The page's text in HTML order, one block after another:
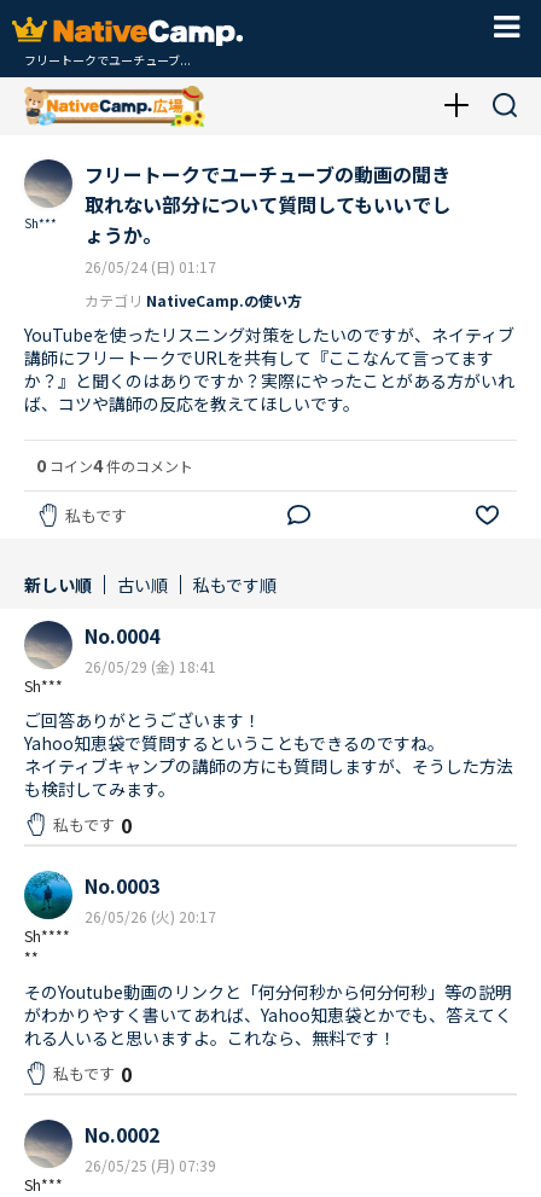
フリートークでユーチューブ...
Sh***
フリートークでユーチューブの動画の聞き
取れない部分について質問してもいいでし
ょうか。
26/05/24 (日) 01:17
カテゴリ NativeCamp.の使い方
YouTubeを使ったリスニング対策をしたいのですが、ネイティブ
講師にフリートークでURLを共有して『ここなんて言ってます
か？』と聞くのはありですか？実際にやったことがある方がいれ
ば、コツや講師の反応を教えてほしいです。
0 コイン4件のコメント
私もです
新しい順 古い順 私もです順
Sh***
No.0004
26/05/29 (金) 18:41
ご回答ありがとうございます！
Yahoo知恵袋で質問するということもできるのですね。
ネイティブキャンプの講師の方にも質問しますが、そうした方法
も検討してみます。
私もです 0
Sh****
**
No.0003
26/05/26 (火) 20:17
そのYoutube動画のリンクと「何分何秒から何分何秒」等の説明
がわかりやすく書いてあれば、Yahoo知恵袋とかでも、答えてく
れる人いると思いますよ。これなら、無料です！
私もです 0
Sh***
No.0002
26/05/25 (月) 07:39